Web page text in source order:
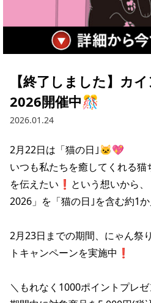
【終了しました】カ
2026開催中🎊
2026.01.24
2月22日は「猫の日｣🐱💖
いつも私たちを癒してくれる
を伝えたい❗という想いから
2026」を「猫の日｣を含む約1
2月23日までの期間、にゃん祭
トキャンペーンを実施中❗
＼もれなく1000ポイントプレ